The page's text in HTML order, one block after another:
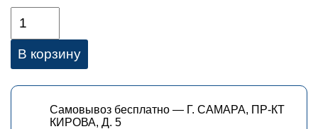
В корзину
Самовывоз бесплатно — Г. САМАРА, ПР-КТ
КИРОВА, Д. 5